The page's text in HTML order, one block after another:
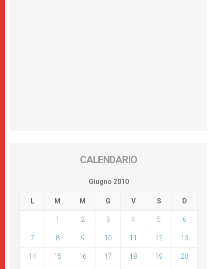
CALENDARIO
Giugno 2010
L M M G V S D
1 2 3 4 5 6
7 8 9 10 11 12 13
14 15 16 17 18 19 20